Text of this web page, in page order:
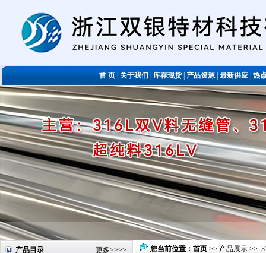
首 页关于我们库存现货|产品资源|最新供应|热
产品目录 更多>>>>
您当前位置： 首页 >> 产品展示 >>